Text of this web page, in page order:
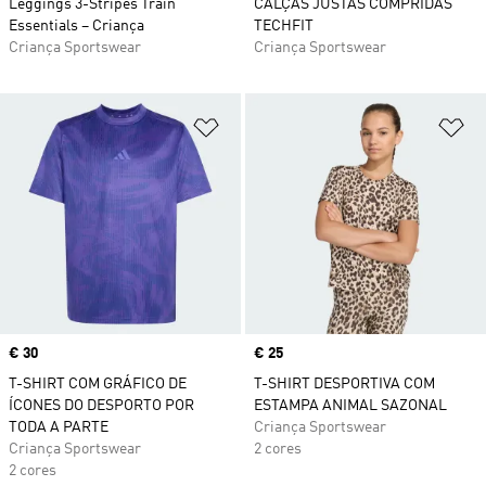
Leggings 3-Stripes Train
Essentials – Criança
Criança Sportswear
CALÇAS JUSTAS COMPRIDAS
TECHFIT
Criança Sportswear
Adicionar à Lista de Desejos
Price
€ 30
T-SHIRT COM GRÁFICO DE
ÍCONES DO DESPORTO POR
TODA A PARTE
Criança Sportswear
2 cores
Price
€ 25
T-SHIRT DESPORTIVA COM
ESTAMPA ANIMAL SAZONAL
Criança Sportswear
2 cores